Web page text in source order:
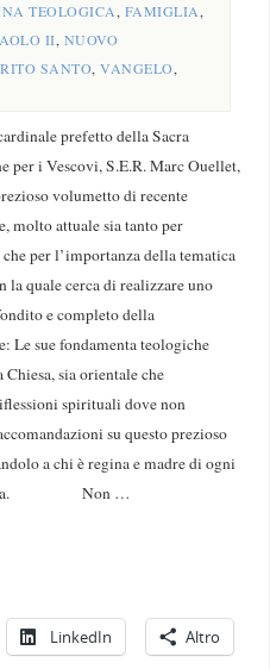
TEOLOGICA, FAMIGLIA,
II, NUOVO
SANTO,VANGELO,
prefetto della Sacra
per i Vescovi, S.E.R. Marc Ouellet,
volumetto di recente
molto attuale sia tanto per
per l’importanza della tematica
la quale cerca di realizzare uno
e completo della
Le sue fondamenta teologiche
sia orientale che
spirituali dove non
su questo prezioso
a chi è regina e madre di ogni
Non …
LinkedIn Altro